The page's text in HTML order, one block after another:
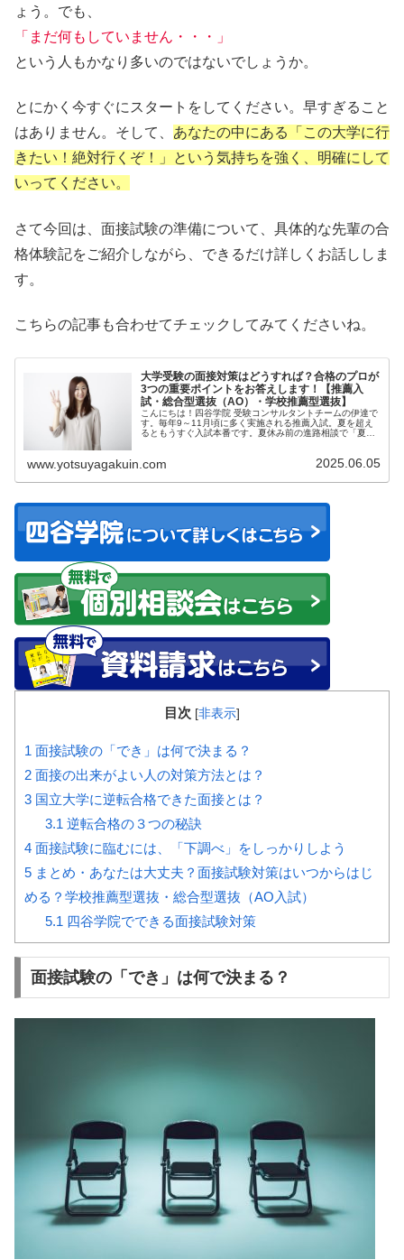
ょう。でも、
「まだ何もしていません・・・」
という人もかなり多いのではないでしょうか。
とにかく今すぐにスタートをしてください。早すぎること
はありません。そして、 あなたの中にある「この大学に行
きたい！絶対行くぞ！」という気持ちを強く、明確にして
いってください。
さて今回は、面接試験の準備について、具体的な先輩の合
格体験記をご紹介しながら、できるだけ詳しくお話ししま
す。
こちらの記事も合わせてチェックしてみてくださいね。
大学受験の面接対策はどうすれば？合格のプロが
3つの重要ポイントをお答えします！【推薦入
試・総合型選抜（AO）・学校推薦型選抜】
こんにちは！四谷学院 受験コンサルタントチームの伊達で
す。毎年9～11月頃に多く実施される推薦入試。夏を超え
るともうすぐ入試本番です。夏休み前の進路相談で「夏
www.yotsuyagakuin.com 2025.06.05
目次 [非表示]
1 面接試験の「でき」は何で決まる？
2 面接の出来がよい人の対策方法とは？
3 国立大学に逆転合格できた面接とは？
3.1 逆転合格の３つの秘訣
4 面接試験に臨むには、「下調べ」をしっかりしよう
5 まとめ・あなたは大丈夫？面接試験対策はいつからはじ
める？学校推薦型選抜・総合型選抜（AO入試）
5.1 四谷学院でできる面接試験対策
面接試験の「でき」は何で決まる？